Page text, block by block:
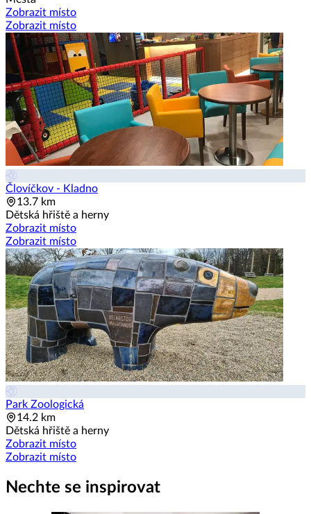
Zobrazit místo
Zobrazit místo
Človíčkov - Kladno
13.7 km
Dětská hřiště a herny
Zobrazit místo
Zobrazit místo
Park Zoologická
14.2 km
Dětská hřiště a herny
Zobrazit místo
Zobrazit místo
Nechte se inspirovat